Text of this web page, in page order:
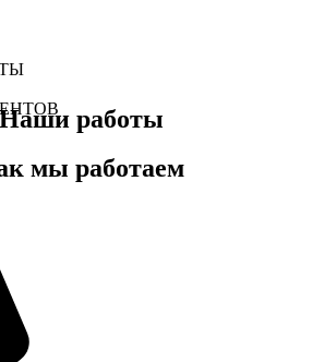
Наши работы
мы работаем